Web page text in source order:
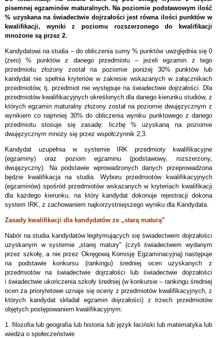
pisemnej egzaminów maturalnych. Na poziomie podstawowym ilość
% uzyskana na świadectwie dojrzałości jest równa ilości punktów w
kwalifikacji, wyniki z poziomu rozszerzonego do kwalifikacji
mnożone są przez 2.
Kandydatowi na studia – do obliczenia sumy % punktów uwzględnia się 0
(zero) % punktów z danego przedmiotu – jeżeli egzamin z tego
przedmiotu złożony został na poziomie poniżej 30% punktów lub
kandydat nie spełnia kryteriów w zakresie wskazanych w załącznikach
przedmiotów, tj. przedmiot nie występuje na świadectwie dojrzałości. Dla
przedmiotów kwalifikacyjnych określonych dla danego kierunku studiów, z
których egzamin maturalny złożony został na poziomie dwujęzycznym z
wynikiem co najmniej 30% do obliczenia wyniku punktowego z danego
przedmiotu stosuje się zasadę: liczbę % uzyskaną na poziomie
dwujęzycznym mnoży się przez współczynnik 2,3.
Kandydat uzupełnia w systemie IRK przedmioty kwalifikacyjne
(egzaminy) oraz poziom egzaminu (podstawowy, rozszerzony,
dwujęzyczny). Na podstawie wprowadzonych danych przeprowadzona
będzie kwalifikacja na studia. Wyboru przedmiotów kwalifikacyjnych
(egzaminów) spośród przedmiotów wskazanych w kryteriach kwalifikacji
dla każdego kierunku, na który kandydat dokonuje rejestracji dokona
system IRK, z zachowaniem najkorzystniejszego wyniku dla Kandydata.
Zasady kwalifikacji dla kandydatów ze „starą maturą”
Nabór na studia kandydatów legitymujących się świadectwem dojrzałości
uzyskanym w systemie „starej matury" (czyli świadectwem wydanym
przez szkołę, a nie przez Okręgową Komisję Egzaminacyjną) następuje
na podstawie konkursu (rankingu) średniej ocen uzyskanych z
przedmiotów na świadectwie dojrzałości lub świadectwie dojrzałości
i świadectwie ukończenia szkoły średniej (w konkursie – rankingu średniej
ocen za priorytetowe uznaje się oceny z przedmiotów kwalifikacyjnych, z
których kandydat składał egzamin dojrzałości) z trzech przedmiotów
objętych postępowaniem kwalifikacyjnym:
1. filozofia lub geografia lub historia lub język łaciński lub matematyka lub
wiedza o społeczeństwie